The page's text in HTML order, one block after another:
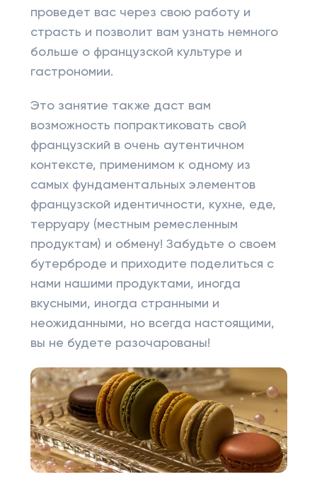
проведет вас через свою работу и
страсть и позволит вам узнать немного
больше о французской культуре и
гастрономии.
Это занятие также даст вам
возможность попрактиковать свой
французский в очень аутентичном
контексте, применимом к одному из
самых фундаментальных элементов
французской идентичности, кухне, еде,
терруару (местным ремесленным
продуктам) и обмену! Забудьте о своем
бутерброде и приходите поделиться с
нами нашими продуктами, иногда
вкусными, иногда странными и
неожиданными, но всегда настоящими,
вы не будете разочарованы!